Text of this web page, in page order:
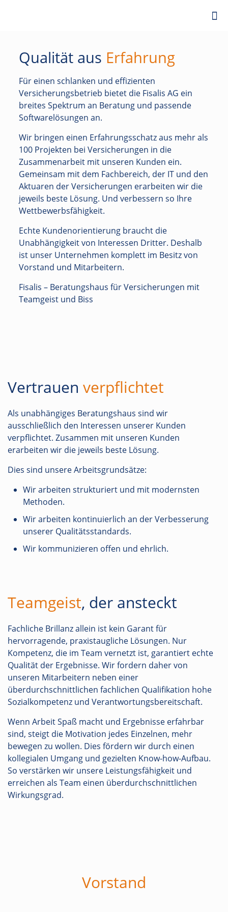
Qualität aus Erfahrung
Für einen schlanken und effizienten
Versicherungsbetrieb bietet die Fisalis AG ein
breites Spektrum an Beratung und passende
Softwarelösungen an.
Wir bringen einen Erfahrungsschatz aus mehr als
100 Projekten bei Versicherungen in die
Zusammenarbeit mit unseren Kunden ein.
Gemeinsam mit dem Fachbereich, der IT und den
Aktuaren der Versicherungen erarbeiten wir die
jeweils beste Lösung. Und verbessern so Ihre
Wettbewerbsfähigkeit.
Echte Kundenorientierung braucht die
Unabhängigkeit von Interessen Dritter. Deshalb
ist unser Unternehmen komplett im Besitz von
Vorstand und Mitarbeitern.
Fisalis – Beratungshaus für Versicherungen mit
Teamgeist und Biss
Vertrauen verpflichtet
Als unabhängiges Beratungshaus sind wir
ausschließlich den Interessen unserer Kunden
verpflichtet. Zusammen mit unseren Kunden
erarbeiten wir die jeweils beste Lösung.
Dies sind unsere Arbeitsgrundsätze:
Wir arbeiten strukturiert und mit modernsten
Methoden.
Wir arbeiten kontinuierlich an der Verbesserung
unserer Qualitätsstandards.
Wir kommunizieren offen und ehrlich.
Teamgeist, der ansteckt
Fachliche Brillanz allein ist kein Garant für
hervorragende, praxistaugliche Lösungen. Nur
Kompetenz, die im Team vernetzt ist, garantiert echte
Qualität der Ergebnisse. Wir fordern daher von
unseren Mitarbeitern neben einer
überdurchschnittlichen fachlichen Qualifikation hohe
Sozialkompetenz und Verantwortungsbereitschaft.
Wenn Arbeit Spaß macht und Ergebnisse erfahrbar
sind, steigt die Motivation jedes Einzelnen, mehr
bewegen zu wollen. Dies fördern wir durch einen
kollegialen Umgang und gezielten Know-how-Aufbau.
So verstärken wir unsere Leistungsfähigkeit und
erreichen als Team einen überdurchschnittlichen
Wirkungsgrad.
Vorstand